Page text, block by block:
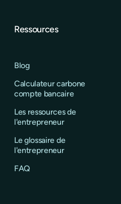
Ressources
Blog
Calculateur carbone
compte bancaire
Les ressources de
l'entrepreneur
Le glossaire de
l'entrepreneur
FAQ